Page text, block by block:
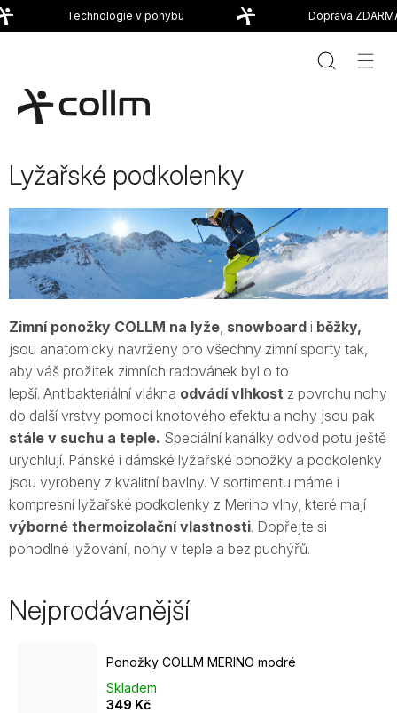
Přejít
na
Technologie v pohybu Doprava
Lyžařské podkolenky
Zimní ponožky COLLM na lyže, snowboard i běžky,
jsou anatomicky navrženy pro všechny zimní sporty tak,
aby váš prožitek zimních radovánek byl o to
lepší. Antibakteriální vlákna odvádí vlhkost z povrchu nohy
do další vrstvy pomocí knotového efektu a nohy jsou pak
stále v suchu a teple. Speciální kanálky odvod potu ještě
urychlují. Pánské i dámské lyžařské ponožky a podkolenky
jsou vyrobeny z kvalitní bavlny. V sortimentu máme i
kompresní lyžařské podkolenky z Merino vlny, které mají
výborné thermoizolační vlastnosti. Dopřejte si
pohodlné lyžování, nohy v teple a bez puchýřů.
Nejprodávanější
Ponožky COLLM MERINO modré
Skladem
349 Kč